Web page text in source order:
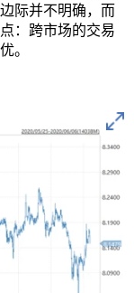
际并不明确，而
：跨市场的交易
。